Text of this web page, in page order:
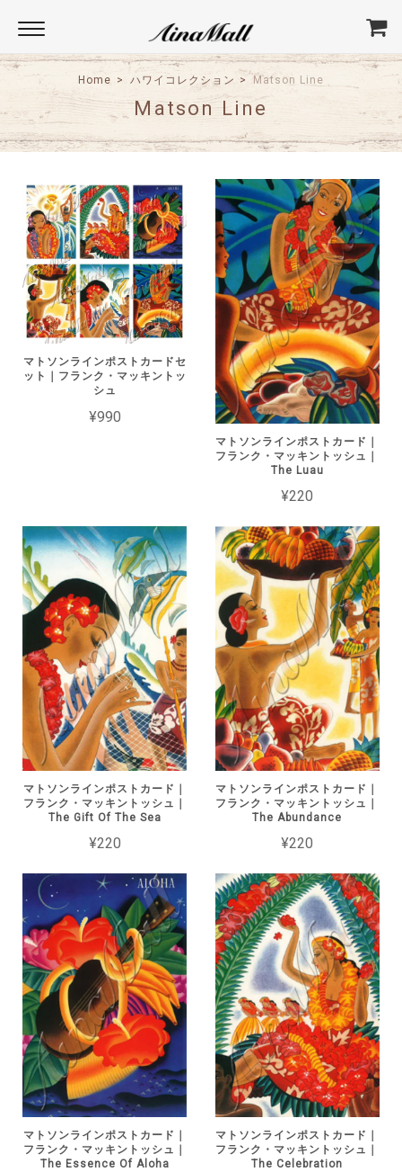
Home ハワイコレクション Matson Line
Matson Line
マトソンラインポストカードセ
ット｜フランク・マッキントッ
シュ
¥990
マトソンラインポストカード｜
フランク・マッキントッシュ｜
The Luau
¥220
マトソンラインポストカード｜
フランク・マッキントッシュ｜
The Gift Of The Sea
¥220
マトソンラインポストカード｜
フランク・マッキントッシュ｜
The Abundance
¥220
マトソンラインポストカード｜
フランク・マッキントッシュ｜
The Essence Of Aloha
マトソンラインポストカード｜
フランク・マッキントッシュ｜
The Celebration